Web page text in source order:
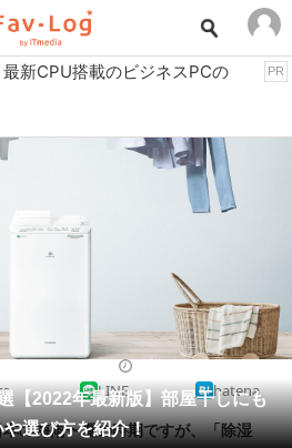
おもちゃ・ホビー
ゲーム
ファッション
家電
本・DVD・CD
新CPU搭載のビジネスPCの
PR
【2022年最新版】部屋干しにも
選び方を紹介！
LINE hatena
の梅雨〜夏の時期ですが、「除湿